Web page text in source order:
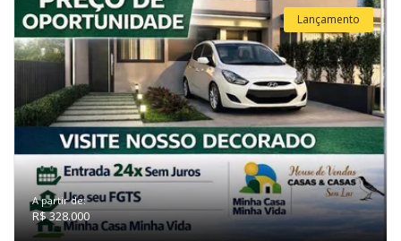
Lançamento
A partir de:
R$ 328.000